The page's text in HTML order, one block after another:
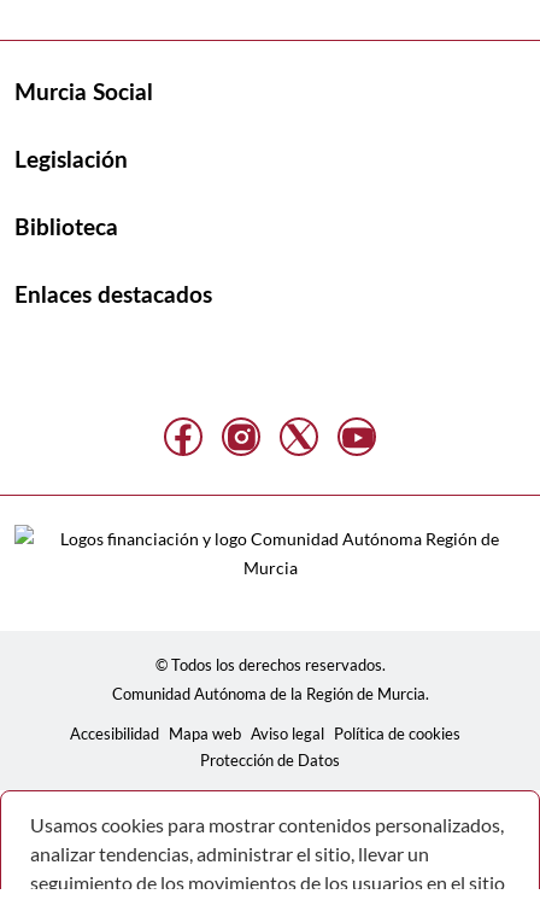
Murcia Social
Legislación
Biblioteca
Enlaces destacados
© Todos los derechos reservados.
Comunidad Autónoma de la Región de Murcia.
Accesibilidad Mapa web Aviso legal Política de cookies
Protección de Datos
Usamos cookies para mostrar contenidos personalizados,
analizar tendencias, administrar el sitio, llevar un
seguimiento de los movimientos de los usuarios en el sitio